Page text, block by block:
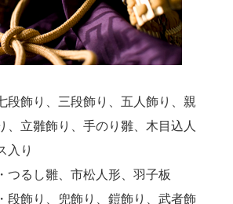
段飾り、三段飾り、五人飾り、親
、立雛飾り、手のり雛、木目込人
入り
つるし雛、市松人形、羽子板
段飾り、兜飾り、鎧飾り、武者飾